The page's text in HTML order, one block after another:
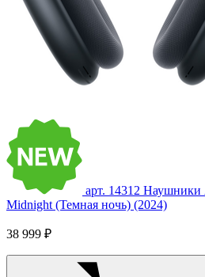
арт. 14312 Наушники
Midnight (Темная ночь) (2024)
38 999 ₽